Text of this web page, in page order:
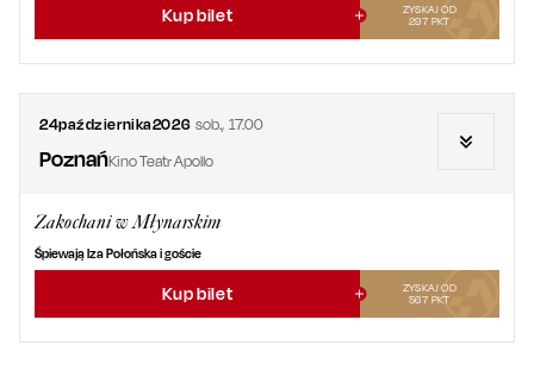
Kup bilet
ZYSKAJ OD
297 PKT
24października2026 sob.,17.00
PoznańKino Teatr Apollo
Zakochani w Młynarskim
Śpiewają Iza Połońska i goście
Kup bilet
ZYSKAJ OD
567 PKT